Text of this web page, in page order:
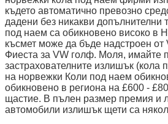
където автоматично превозно
дадени без никакви допълнителни
под наем са обикновено високо в
късмет може да бъде надстроен
Фиеста за VW голф. Моля, имайте
застрахователните излишък (кола
на норвежки Коли под наем
обикновено в региона на £600 -
щастие. В пълен размер премия и
автомобили излишък щети са